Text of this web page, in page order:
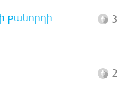
քանորդի
3
2